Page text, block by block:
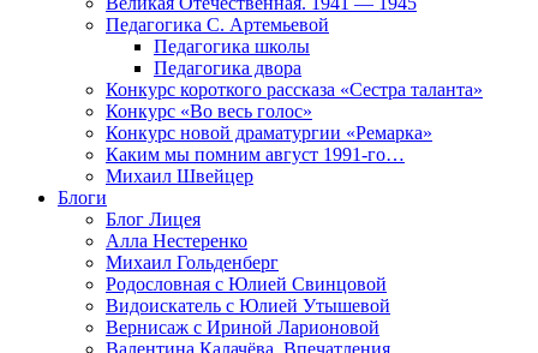
Педагогика С. Артемьевой
Педагогика школы
Педагогика двора
Конкурс короткого рассказа «Сестра таланта»
Конкурс «Во весь голос»
Конкурс новой драматургии «Ремарка»
Каким мы помним август 1991-го…
Михаил Швейцер
Блоги
Блог Лицея
Алла Нестеренко
Михаил Гольденберг
Родословная с Юлией Свинцовой
Видоискатель с Юлией Утышевой
Вернисаж с Ириной Ларионовой